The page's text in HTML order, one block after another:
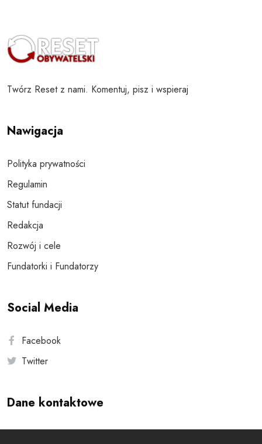
Twórz Reset z nami. Komentuj, pisz i wspieraj
Nawigacja
Polityka prywatności
Regulamin
Statut fundacji
Redakcja
Rozwój i cele
Fundatorki i Fundatorzy
Social Media
Facebook
Twitter
Dane kontaktowe